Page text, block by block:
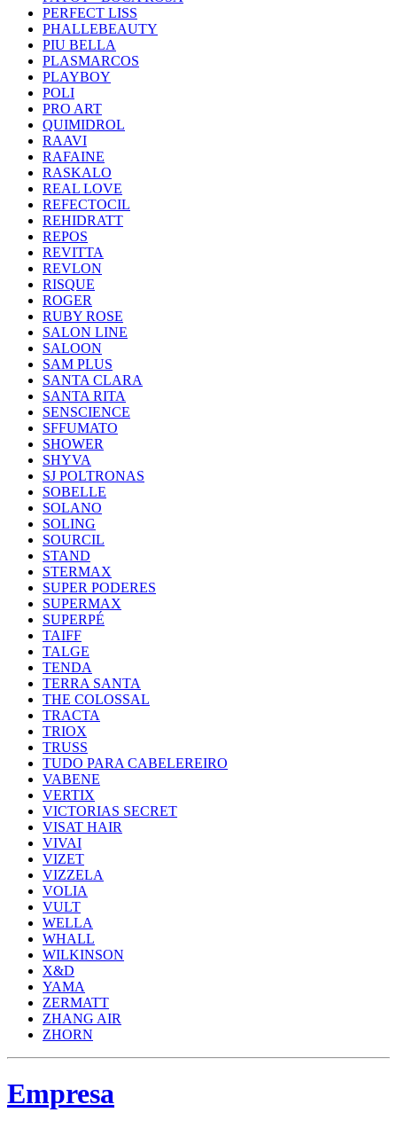
PERFECT LISS
PHALLEBEAUTY
PIU BELLA
PLASMARCOS
PLAYBOY
POLI
PRO ART
QUIMIDROL
RAAVI
RAFAINE
RASKALO
REAL LOVE
REFECTOCIL
REHIDRATT
REPOS
REVITTA
REVLON
RISQUE
ROGER
RUBY ROSE
SALON LINE
SALOON
SAM PLUS
SANTA CLARA
SANTA RITA
SENSCIENCE
SFFUMATO
SHOWER
SHYVA
SJ POLTRONAS
SOBELLE
SOLANO
SOLING
SOURCIL
STAND
STERMAX
SUPER PODERES
SUPERMAX
SUPERPÉ
TAIFF
TALGE
TENDA
TERRA SANTA
THE COLOSSAL
TRACTA
TRIOX
TRUSS
TUDO PARA CABELEREIRO
VABENE
VERTIX
VICTORIAS SECRET
VISAT HAIR
VIVAI
VIZET
VIZZELA
VOLIA
VULT
WELLA
WHALL
WILKINSON
X&D
YAMA
ZERMATT
ZHANG AIR
ZHORN
Empresa